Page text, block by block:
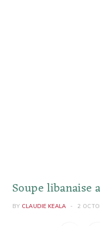
Soupe libanaise
BY CLAUDIE KEALA 2